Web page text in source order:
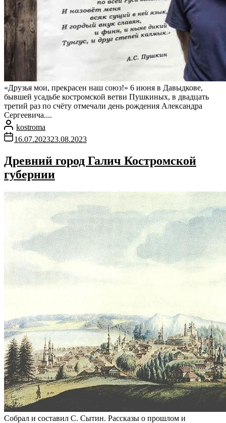
«Друзья мои, прекрасен наш союз!» 6 июня в Давыдкове,
бывшей усадьбе костромской ветви Пушкиных, в двадцать
третий раз по счёту отмечали день рождения Александра
Сергеевича....
kostroma
16.07.202323.08.2023
Древний город Галич Костромской
губернии
Собрал и составил С. Сытин. Рассказы о прошлом и